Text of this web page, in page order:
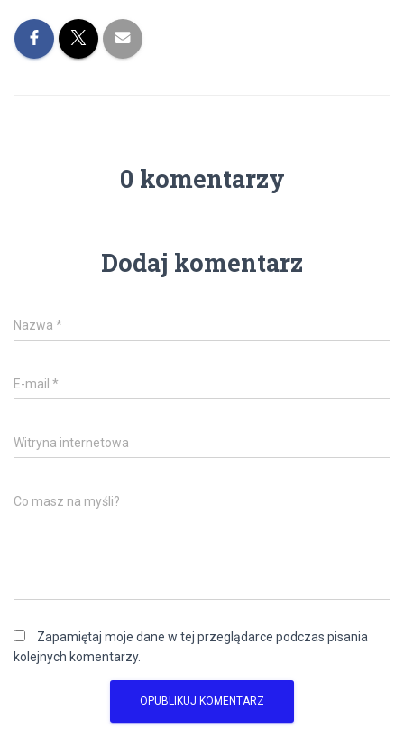
0 komentarzy
Dodaj komentarz
Nazwa *
E-mail *
Witryna internetowa
Co masz na myśli?
Zapamiętaj moje dane w tej przeglądarce podczas pisania
kolejnych komentarzy.